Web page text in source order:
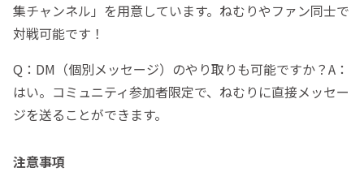
集チャンネル」を用意しています。ねむりやファン同士で
対戦可能です！
Q：DM（個別メッセージ）のやり取りも可能ですか？A：
はい。コミュニティ参加者限定で、ねむりに直接メッセー
ジを送ることができます。
注意事項